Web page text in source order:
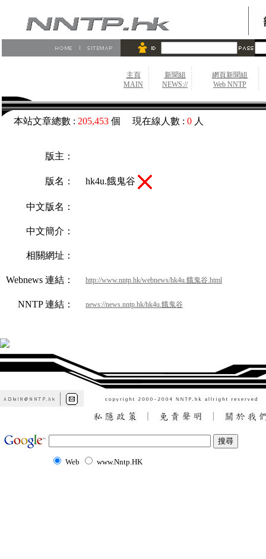
主頁
MAIN
新聞組
NEWS://
網頁新聞組
Web NNTP
本站文章總數 : 205,453 個 現在線人數 : 0 人
版主：
版名： hk4u.餓鬼谷
中文版名：
中文簡介：
相關網址：
Webnews 連結： http://www.nntp.hk/webnews/hk4u.餓鬼谷.html
NNTP 連結： news://news.nntp.hk/hk4u.餓鬼谷
Web www.Nntp.HK